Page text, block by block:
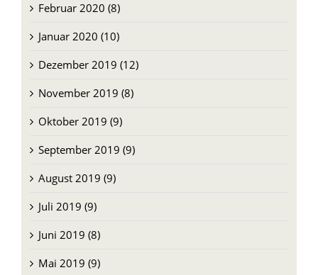
Februar 2020 (8)
Januar 2020 (10)
Dezember 2019 (12)
November 2019 (8)
Oktober 2019 (9)
September 2019 (9)
August 2019 (9)
Juli 2019 (9)
Juni 2019 (8)
Mai 2019 (9)